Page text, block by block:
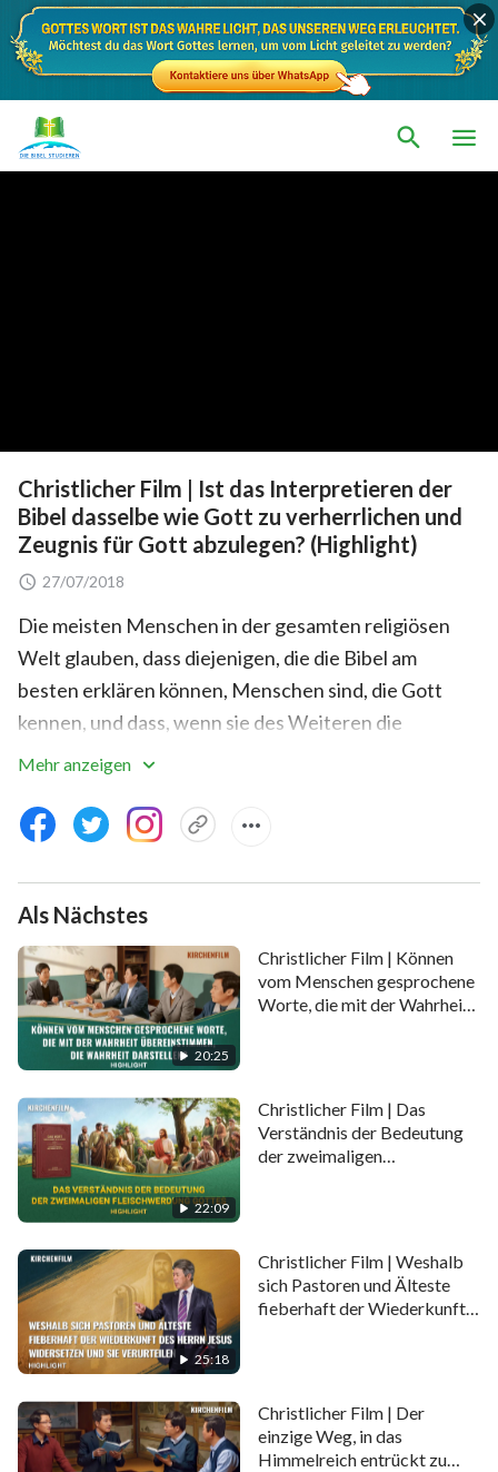
Christlicher Film | Ist das Interpretieren der
Bibel dasselbe wie Gott zu verherrlichen und
Zeugnis für Gott abzulegen? (Highlight)
27/07/2018
Die meisten Menschen in der gesamten religiösen
Welt glauben, dass diejenigen, die die Bibel am
besten erklären können, Menschen sind, die Gott
kennen, und dass, wenn sie des Weiteren die
Geheimnisse der Bibel auslegen und Prophezeiungen
Einklang mit Gottes Willen stehen, und sie
verherrlichen Gott und legen Zeugnis für Gott ab.
Darum haben viele Menschen blindes Vertrauen in
solche Leute und verehren sie. Bedeutet die
Erklärung der Bibel also wirklich, Gott zu erhöhen und
zu bezeugen? Finden Sie es in diesem Filmausschnitt
heraus.
Mehr anzeigen
Als Nächstes
20:25
Christlicher Film | Können
vom Menschen gesprochene
Worte, die mit der Wahrheit
22:09
Christlicher Film | Das
Verständnis der Bedeutung
der zweimaligen
25:18
Christlicher Film | Weshalb
sich Pastoren und Älteste
fieberhaft der Wiederkunft
Christlicher Film | Der
einzige Weg, in das
Himmelreich entrückt zu